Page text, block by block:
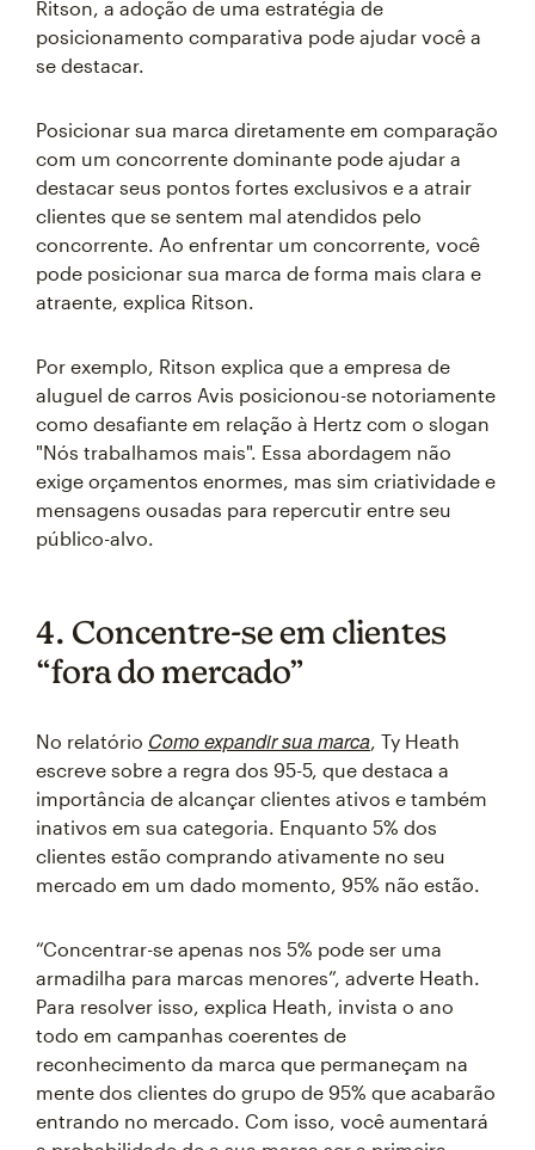
Ritson, a adoção de uma estratégia de
posicionamento comparativa pode ajudar você a
se destacar.
Posicionar sua marca diretamente em comparação
com um concorrente dominante pode ajudar a
destacar seus pontos fortes exclusivos e a atrair
clientes que se sentem mal atendidos pelo
concorrente. Ao enfrentar um concorrente, você
pode posicionar sua marca de forma mais clara e
atraente, explica Ritson.
Por exemplo, Ritson explica que a empresa de
aluguel de carros Avis posicionou-se notoriamente
como desafiante em relação à Hertz com o slogan
"Nós trabalhamos mais". Essa abordagem não
exige orçamentos enormes, mas sim criatividade e
mensagens ousadas para repercutir entre seu
público-alvo.
4. Concentre-se em clientes
“fora do mercado”
No relatório Como expandir sua marca, Ty Heath
escreve sobre a regra dos 95-5, que destaca a
importância de alcançar clientes ativos e também
inativos em sua categoria. Enquanto 5% dos
clientes estão comprando ativamente no seu
mercado em um dado momento, 95% não estão.
“Concentrar-se apenas nos 5% pode ser uma
armadilha para marcas menores”, adverte Heath.
Para resolver isso, explica Heath, invista o ano
todo em campanhas coerentes de
reconhecimento da marca que permaneçam na
mente dos clientes do grupo de 95% que acabarão
entrando no mercado. Com isso, você aumentará